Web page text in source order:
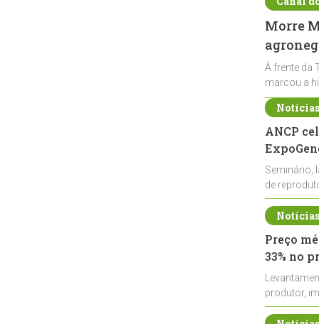
Morre
À frente da
marcou a
ANCP
Seminário,
de
durante a
Preço
33% no
produtor,
de leite cru